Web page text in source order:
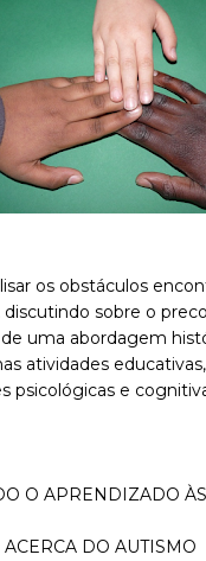
os obstáculos
discutindo sobre o
uma abordagem
atividades
psicológicas e
O APRENDIZADO
DO AUTISMO